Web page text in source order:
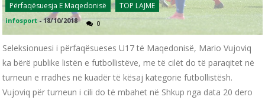
Përfaqësuesja E Maqedonisë
TOP LAJME
infosport -18/10/2018 0
Seleksionuesi i përfaqësueses U17 të Maqedonisë, Mario Vujoviq
ka bërë publike listën e futbollistëve, me të cilët do të paraqitet në
turneun e rradhës në kuadër të kësaj kategorie futbollistësh.
Vujoviq për turneun i cili do të mbahet në Shkup nga data 20 dero